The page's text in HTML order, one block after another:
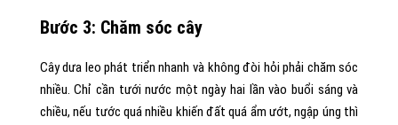
Bước 3: Chăm sóc cây
Cây dưa leo phát triển nhanh và không đòi hỏi phải chăm sóc
nhiều. Chỉ cần tưới nước một ngày hai lần vào buổi sáng và
chiều, nếu tước quá nhiều khiến đất quá ẩm ướt, ngập úng thì